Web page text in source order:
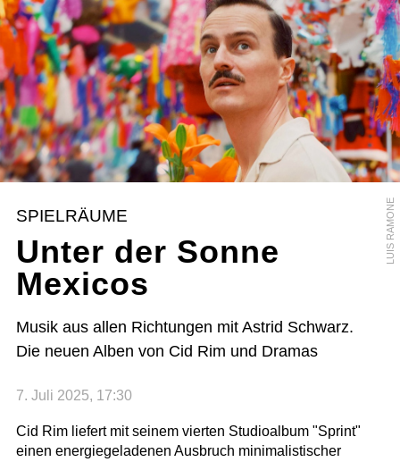
LUIS RAMONE
SPIELRÄUME
Unter der Sonne
Mexicos
Musik aus allen Richtungen mit Astrid Schwarz.
Die neuen Alben von Cid Rim und Dramas
7. Juli 2025, 17:30
Cid Rim liefert mit seinem vierten Studioalbum "Sprint"
einen energiegeladenen Ausbruch minimalistischer